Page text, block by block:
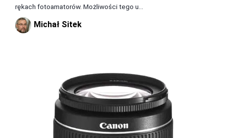
rękach fotoamatorów. Możliwości tego u...
Michał Sitek